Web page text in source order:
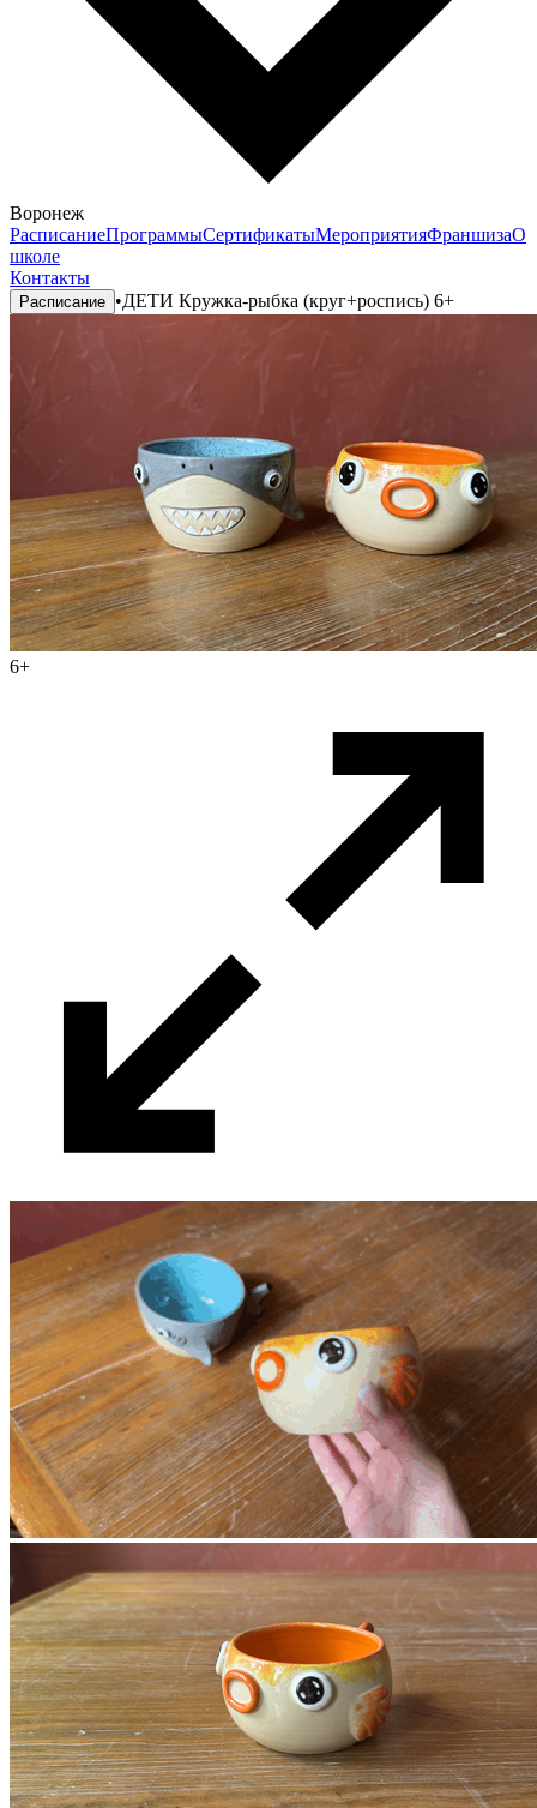
Воронеж
РасписаниеПрограммыСертификатыМероприятияФраншизаО
школе
Контакты
Расписание •ДЕТИ Кружка-рыбка (круг+роспись) 6+
6+